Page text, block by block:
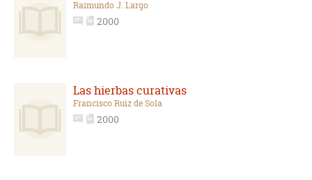
Raimundo J. Largo
2000
Las hierbas curativas
Francisco Ruiz de Sola
2000